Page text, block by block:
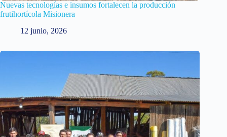
Nuevas tecnologías e insumos fortalecen la producción
frutihortícola Misionera
12 junio, 2026